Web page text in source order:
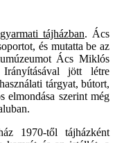
tájházban. Ács
és mutatta be az
Ács Miklós
jött létre
tárgyat, bútort,
elmondása szerint még
1970-től tájházként